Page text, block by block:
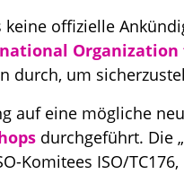
keine offizielle
Organization
durch, um
auf eine mögliche
durchgeführt. Die
Komitees ISO/